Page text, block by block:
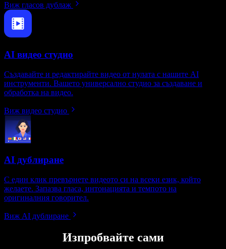
Виж гласов дублаж
AI видео студио
Създавайте и редактирайте видео от нулата с нашите AI
инструменти. Вашето универсално студио за създаване и
обработка на видео.
Виж видео студио
AI дублиране
С един клик превърнете видеото си на всеки език, който
желаете. Запазва гласа, интонацията и темпото на
оригиналния говорител.
Виж AI дублиране
Изпробвайте сами